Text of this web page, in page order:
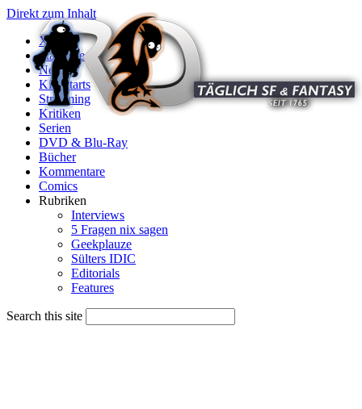
Direkt zum Inhalt
X
Startseite
News
Kinostarts
Streaming
Kritiken
Serien
DVD & Blu-Ray
Bücher
Kommentare
Comics
Rubriken
Interviews
5 Fragen nix sagen
Geekplauze
Sülters IDIC
Editorials
Features
Search this site